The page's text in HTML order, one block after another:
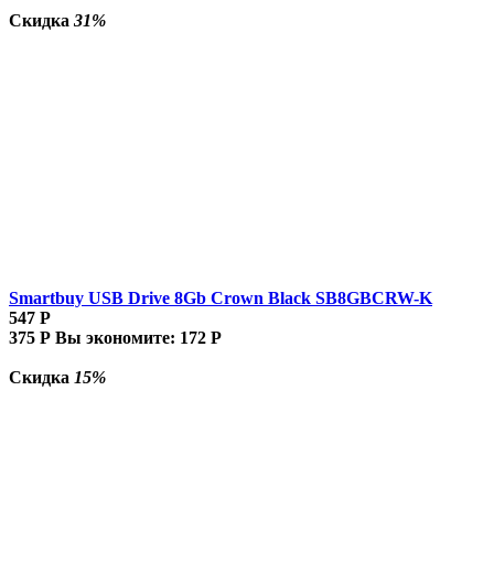
Скидка 31%
Smartbuy USB Drive 8Gb Crown Black SB8GBCRW-K
547 Р
375 Р Вы экономите: 172 Р
Скидка 15%